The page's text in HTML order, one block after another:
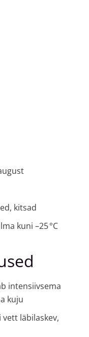
kitsad
kuni –25 °C
intensiivsema
kuju
läbilaskev,